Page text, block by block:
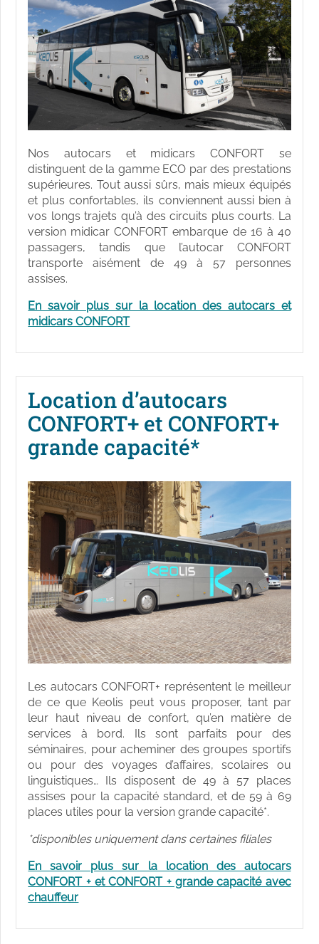
Nos autocars et midicars CONFORT se
distinguent de la gamme ECO par des prestations
supérieures. Tout aussi sûrs, mais mieux équipés
et plus confortables, ils conviennent aussi bien à
vos longs trajets qu’à des circuits plus courts. La
version midicar CONFORT embarque de 16 à 40
passagers, tandis que l’autocar CONFORT
transporte aisément de 49 à 57 personnes
assises.
En savoir plus sur la location des autocars et
midicars CONFORT
Location d’autocars
CONFORT+ et CONFORT+
grande capacité*
Les autocars CONFORT+ représentent le meilleur
de ce que Keolis peut vous proposer, tant par
leur haut niveau de confort, qu’en matière de
services à bord. Ils sont parfaits pour des
séminaires, pour acheminer des groupes sportifs
ou pour des voyages d’affaires, scolaires ou
linguistiques… Ils disposent de 49 à 57 places
assises pour la capacité standard, et de 59 à 69
places utiles pour la version grande capacité*.
*disponibles uniquement dans certaines filiales
En savoir plus sur la location des autocars
CONFORT + et CONFORT + grande capacité avec
chauffeur